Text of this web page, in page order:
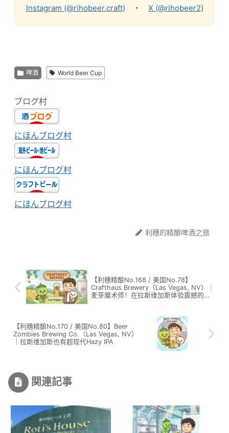
Instagram (@rihobeer.craft) ・ X (@rihobeer2)
啤酒 World Beer Cup
ブログ村
にほんブログ村
にほんブログ村
にほんブログ村
利穗的精酿啤酒之旅
【利穗精酿No.168 / 美国No.78】
Crafthaus Brewery（Las Vegas, NV）｜
麦芽魔术师！在拉斯维加斯体验震撼的捷
【利穗精酿No.170 / 美国No.80】Beer
Zombies Brewing Co.（Las Vegas, NV）
｜拉斯维加斯也有超现代Hazy IPA
関連記事